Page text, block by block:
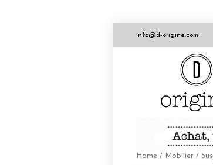
info@d-origine.com
Home / Mobilier /